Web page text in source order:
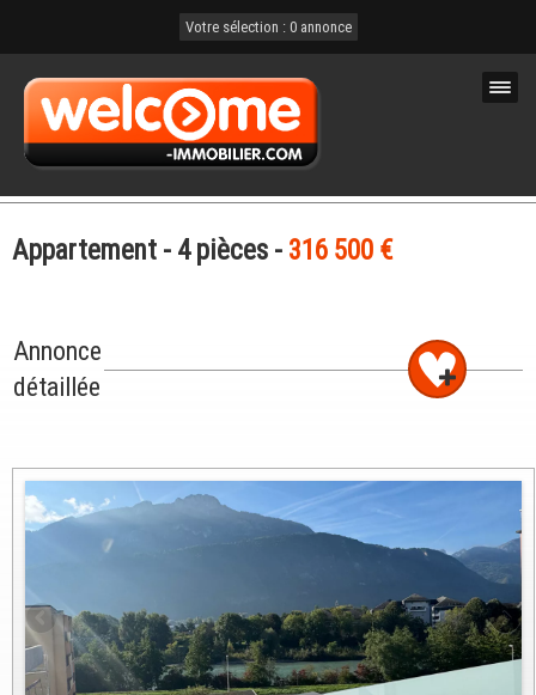
Votre sélection : 0 annonce
Accueil
Achat
Confiez nous votre bien
Annonce
détaillée
Appartement - 4 pièces - 316 500 €